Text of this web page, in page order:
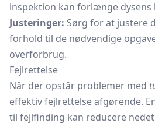
inspektion kan forlænge dysens
Justeringer: Sørg for at justere
forhold til de nødvendige
overforbrug.
Fejlrettelse
Når der opstår problemer med
effektiv fejlrettelse afgørende.
til fejlfinding kan reducere